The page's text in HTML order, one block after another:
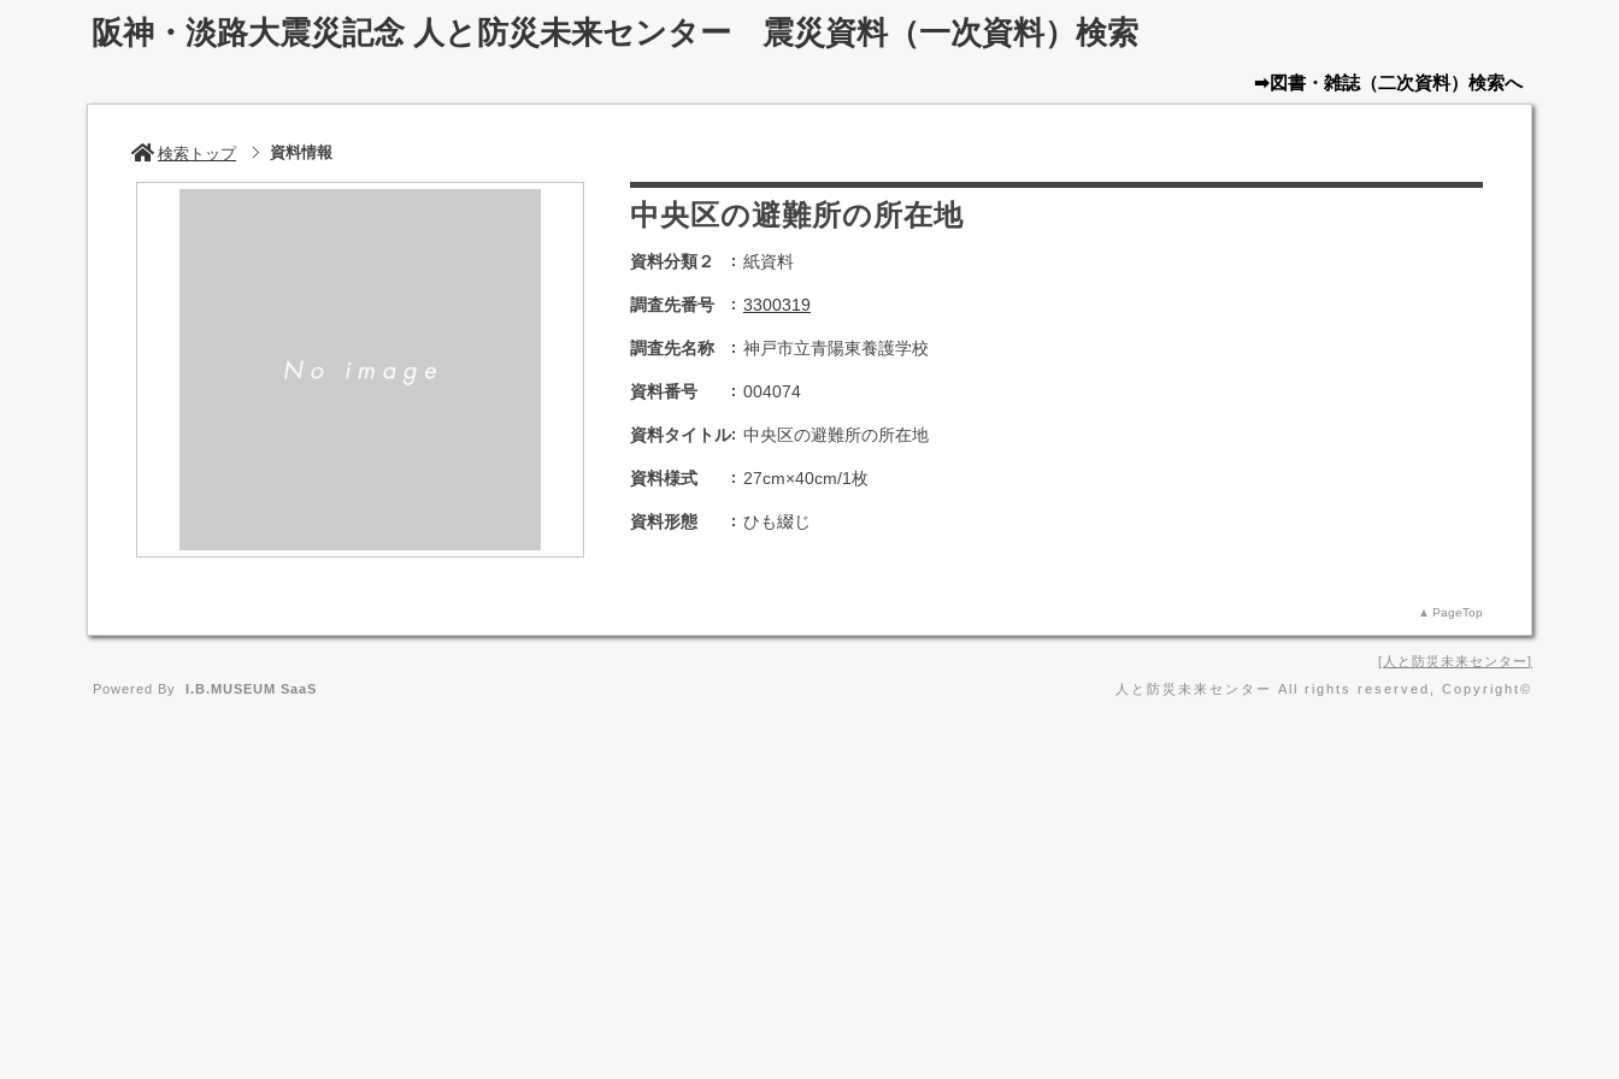
阪神・淡路大震災記念 人と防災未来センター 震災資料（一次資料）検索
➡図書・雑誌（二次資料） 検索へ
検索トップ 資料情報
中央区の避難所の所在地
資料分類２ 紙資料
調査先番号 3300319
調査先名称 神戸市立青陽東養護学校
資料番号 004074
資料タイトル 中央区の避難所の所在地
資料様式 27cm×40cm/1枚
資料形態 ひも綴じ
PageTop
人と防災未来センター
人と防災未来センター All rights reserved, Copyright©
Powered By I.B.MUSEUM SaaS